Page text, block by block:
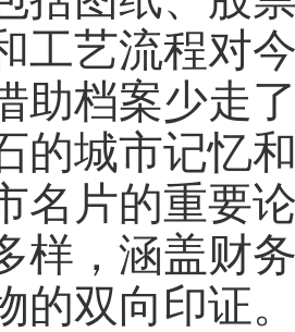
工艺流程对
助档案少走
的城市记忆
名片的重要
样，涵盖财
的双向印证